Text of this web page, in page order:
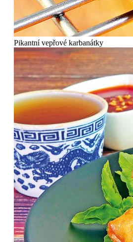
Pikantní vepřové karbanátky